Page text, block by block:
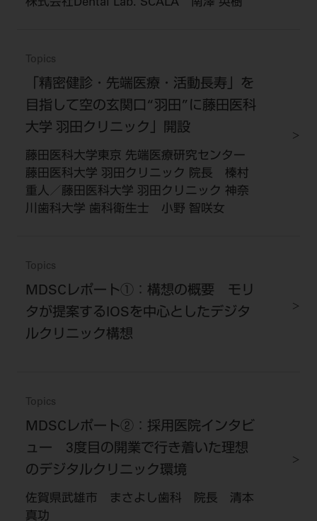
株式会社Dental Lab. SCALA 南澤 英樹
Topics
「精密健診・先端医療・活動長寿」を
目指して空の玄関口“羽田”に藤田医科
大学 羽田クリニック」開設
藤田医科大学東京 先端医療研究センター
藤田医科大学 羽田クリニック 院長 榛村
重人／藤田医科大学 羽田クリニック 神奈
川歯科大学 歯科衛生士 小野 智咲女
Topics
MDSCレポート①：構想の概要 モリ
タが提案するIOSを中心としたデジタ
ルクリニック構想
Topics
MDSCレポート②：採用医院インタビ
ュー 3度目の開業で行き着いた理想
のデジタルクリニック環境
佐賀県武雄市 まさよし歯科 院長 清本
真功